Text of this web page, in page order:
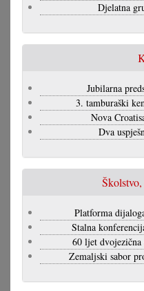
Djelatna
Jubilarna
3. tamburaški
Nova
Dva
Platforma
Stalna
60 ljet
Zemaljski sabor